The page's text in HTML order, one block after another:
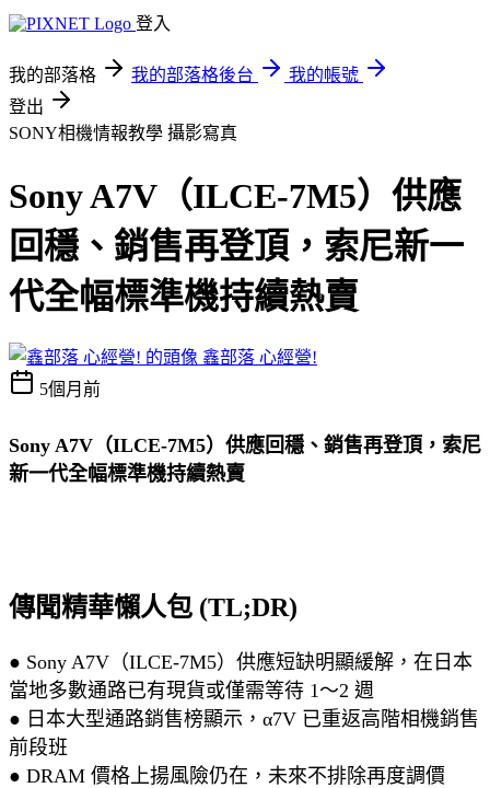
登入
我的部落格 我的部落格後台
我的帳號
登出
SONY相機情報教學 攝影寫真
Sony A7V（ILCE-7M5）供應
回穩、銷售再登頂，索尼新一
代全幅標準機持續熱賣
鑫部落 心經營!
5個月前
Sony A7V（ILCE-7M5）供應回穩、銷售再登頂，索尼
新一代全幅標準機持續熱賣
傳聞精華懶人包 (TL;DR)
● Sony A7V（ILCE-7M5）供應短缺明顯緩解，在日本
當地多數通路已有現貨或僅需等待 1～2 週
● 日本大型通路銷售榜顯示，α7V 已重返高階相機銷售
前段班
● DRAM 價格上揚風險仍在，未來不排除再度調價